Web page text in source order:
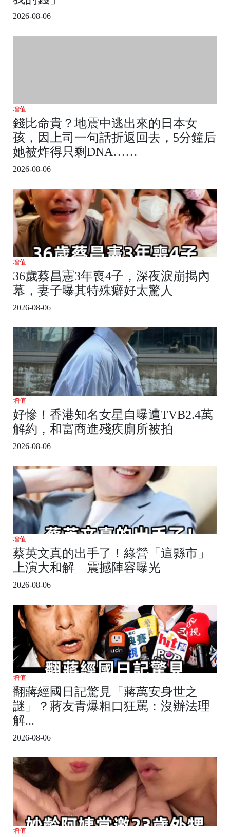
2026-08-06
增值
錢比命貴？地震中逃出來的日本女
孩，因上司一句話折返回去，5分鐘后
她被炸得只剩DNA……
2026-08-06
增值
36歲蔡昌憲3年喪4子，深夜淚崩揭內
幕，妻子曝其特殊癖好太驚人
2026-08-06
增值
好慘！香港知名女星自曝遭TVB2.4萬
解約，和富商進殘疾廁所被拍
2026-08-06
增值
蔡英文真的出手了！綠營「這縣市」
上演大和解 震撼陣容曝光
2026-08-06
增值
翻蔣經國日記驚見「蔣萬安身世之
謎」？蔣友青爆粗口狂罵：沒辦法理
解...
2026-08-06
增值